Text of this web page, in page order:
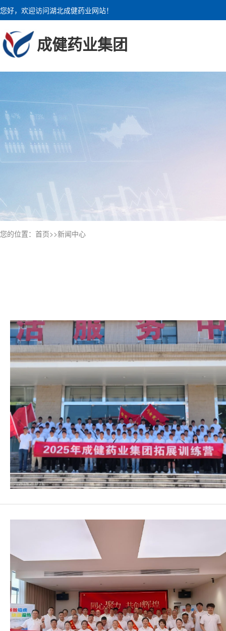
您好，欢迎访问湖北成健药业网站！
成健药业集团
您的位置： 首页>>新闻中心